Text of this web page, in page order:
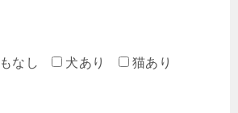
なし
犬あり 猫あり